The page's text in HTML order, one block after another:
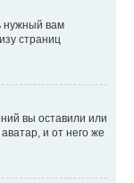
нужный вам
страниц
вы оставили или
и от него же